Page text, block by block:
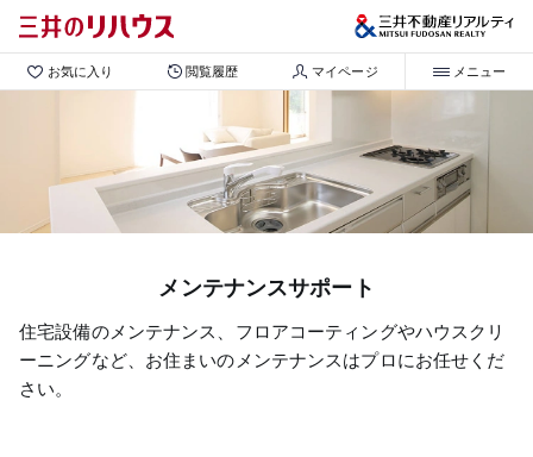
お気に入り 閲覧履歴 マイページ メニュー
メンテナンスサポート
住宅設備のメンテナンス、フロアコーティングやハウスクリ
ーニングなど、 お住まいのメンテナンスはプロにお任せくだ
さい。